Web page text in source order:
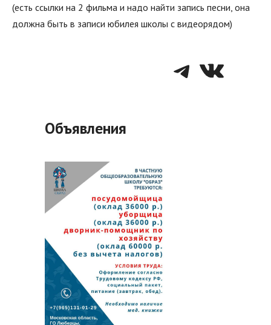
(есть ссылки на 2 фильма и надо найти запись песни, она
должна быть в записи юбилея школы с видеорядом)
VK
Объявления